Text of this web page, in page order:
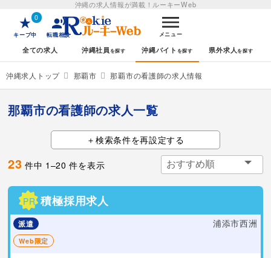
沖縄の求人情報が満載！ ルーキーWeb
0
キープ中 転職相談 メニュー
全ての求人 沖縄社員 沖縄バイト 県外求人
沖縄求人トップ 那覇市 那覇市の看護師の求人情報
那覇市の看護師の求人一覧
検索条件を再設定する
23 件中 1 –20 件を表示
PR 積極採用求人
派遣 浦添市西洲
Web限定